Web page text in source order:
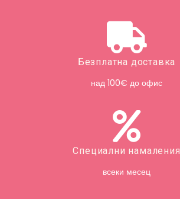
Безплатна доставка
над 100€ до офис
Специални намаления
всеки месец